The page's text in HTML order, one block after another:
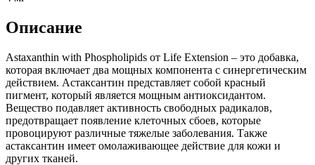
Описание
Astaxanthin with Phospholipids от Life Extension – это добавка,
которая включает два мощных компонента с синергетическим
действием. Астаксантин представляет собой красный
пигмент, который является мощным антиоксидантом.
Вещество подавляет активность свободных радикалов,
предотвращает появление клеточных сбоев, которые
провоцируют различные тяжелые заболевания. Также
астаксантин имеет омолаживающее действие для кожи и
других тканей.